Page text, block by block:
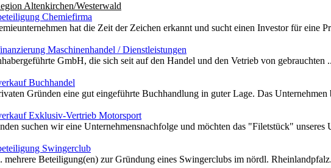
Altenkirchen/Westerwald
Chemiefirma
hat die Zeit der Zeichen erkannt und sucht einen Investor für eine
Maschinenhandel / Dienstleistungen
GmbH, die sich seit auf den Handel und den Vetrieb von gebrauchten
Buchhandel
Gründen eine gut eingeführte Buchhandlung in guter Lage. Das Unternehmen
Exklusiv-Vertrieb Motorsport
suchen wir eine Unternehmensnachfolge und möchten das "Filetstück" unseres
Swingerclub
mehrere Beteiligung(en) zur Gründung eines Swingerclubs im nördl.